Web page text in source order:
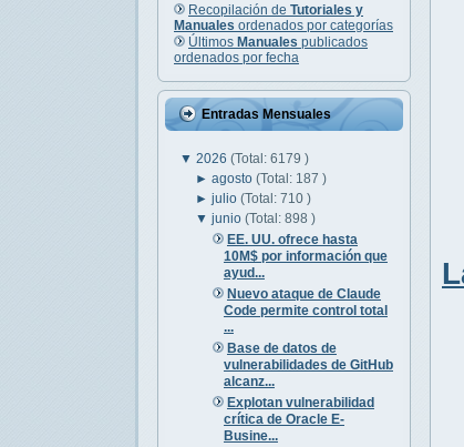
Recopilación de Tutoriales y
Manuales ordenados por categorías
Últimos Manuales publicados
ordenados por fecha
Entradas Mensuales
▼ 2026 (Total: 6179 )
►agosto(Total: 187 )
►julio(Total: 710 )
▼junio(Total: 898 )
EE. UU. ofrece hasta
10M$ por información que
ayud...
Nuevo ataque de Claude
Code permite control total
...
Base de datos de
vulnerabilidades de GitHub
alcanz...
Explotan vulnerabilidad
crítica de Oracle E-
Busine...